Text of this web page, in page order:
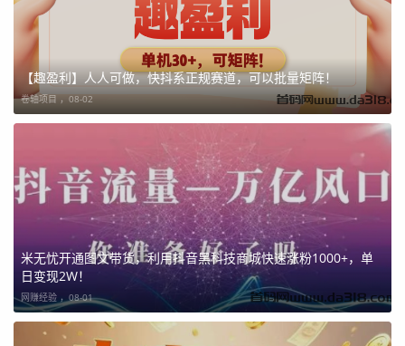
【趣盈利】人人可做，快抖系正规赛道，可以批量矩阵！
卷轴项目 ，08-02
米无忧开通图文带货，利用抖音黑科技商城快速涨粉1000+，单
日变现2W！
网赚经验 ， 08-01